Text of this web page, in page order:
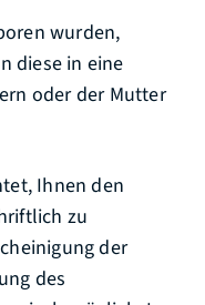
wurden,
diese in eine
oder der Mutter
Ihnen den
zu
der
des